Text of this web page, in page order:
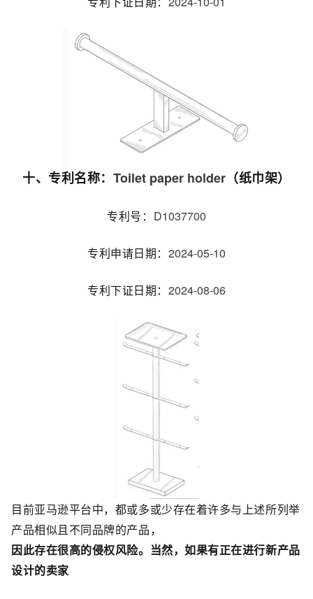
十、专利名称：Toilet paper holder （纸巾架）
专利号： D1037700
专利申请日期： 2024-05-10
专利下证日期： 2024-08-06
目前亚马逊平台中，都或多或少存在着许多与上述所列举
产品相似且不同品牌的产品，
因此存在很高的侵权风险。当然，如果有正在进行新产品
设计的卖家